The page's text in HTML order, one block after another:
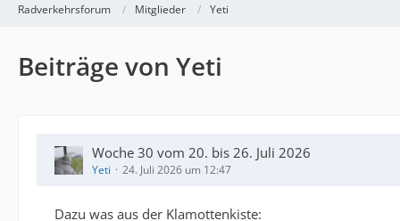
Radverkehrsforum Mitglieder Yeti
Beiträge von Yeti
Woche 30 vom 20. bis 26. Juli 2026
Yeti 24. Juli 2026 um 12:47
Dazu was aus der Klamottenkiste: